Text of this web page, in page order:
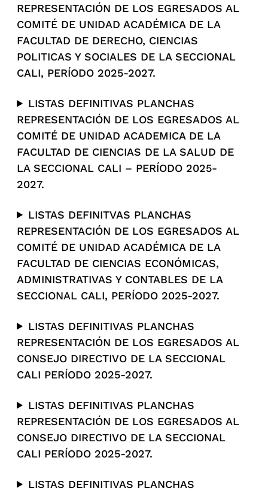
REPRESENTACIÓN DE LOS EGRESADOS AL
COMITÉ DE UNIDAD ACADÉMICA DE LA
FACULTAD DE DERECHO, CIENCIAS
POLITICAS Y SOCIALES DE LA SECCIONAL
CALI, PERÍODO 2025-2027.
LISTAS DEFINITIVAS PLANCHAS
REPRESENTACIÓN DE LOS EGRESADOS AL
COMITÉ DE UNIDAD ACADEMICA DE LA
FACULTAD DE CIENCIAS DE LA SALUD DE
LA SECCIONAL CALI – PERÍODO 2025-
2027.
LISTAS DEFINITVAS PLANCHAS
REPRESENTACIÓN DE LOS EGRESADOS AL
COMITÉ DE UNIDAD ACADÉMICA DE LA
FACULTAD DE CIENCIAS ECONÓMICAS,
ADMINISTRATIVAS Y CONTABLES DE LA
SECCIONAL CALI, PERÍODO 2025-2027.
LISTAS DEFINITIVAS PLANCHAS
REPRESENTACIÓN DE LOS EGRESADOS AL
CONSEJO DIRECTIVO DE LA SECCIONAL
CALI PERÍODO 2025-2027.
LISTAS DEFINITIVAS PLANCHAS
REPRESENTACIÓN DE LOS EGRESADOS AL
CONSEJO DIRECTIVO DE LA SECCIONAL
CALI PERÍODO 2025-2027.
LISTAS DEFINITIVAS PLANCHAS